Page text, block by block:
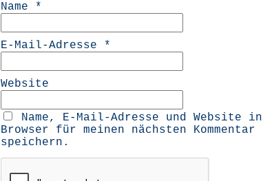
Name *
E-Mail-Adresse *
Website
Name, E-Mail-Adresse und Website
Browser für meinen nächsten Kommentar
speichern.